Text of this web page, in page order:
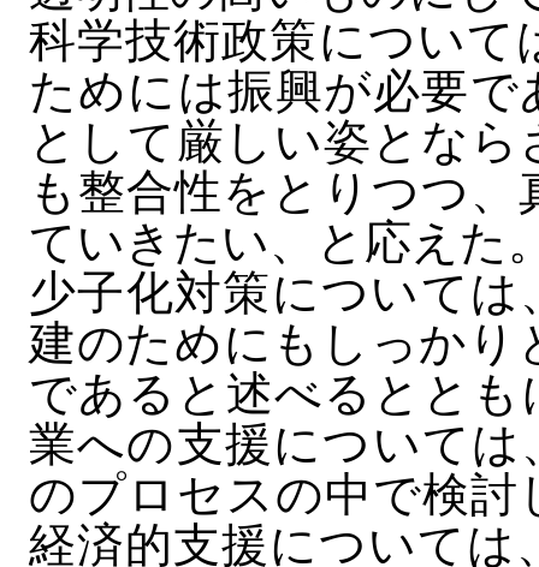
科学技術政策について
ためには振興が必要
として厳しい姿とな
も整合性をとりつつ
ていきたい、と応えた
少子化対策について
建のためにもしっかり
であると述べるとと
業への支援については
のプロセスの中で検討
経済的支援については